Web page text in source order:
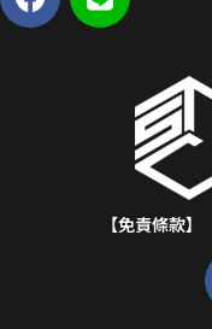
【免責條款】